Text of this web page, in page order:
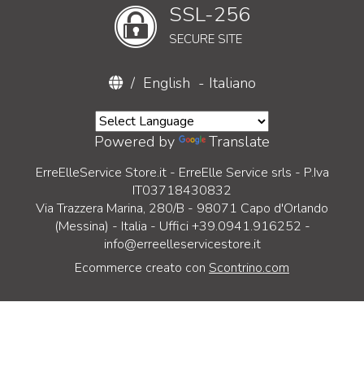
SSL-256
SECURE SITE
/ English - Italiano
Powered by Translate
ErreElleService Store.it - ErreElle Service srls - P.Iva
IT03718430832
Via Trazzera Marina, 280/B - 98071 Capo d'Orlando
(Messina) - Italia - Uffici +39.0941.916252 -
info@erreelleservicestore.it
Ecommerce creato con Scontrino.com